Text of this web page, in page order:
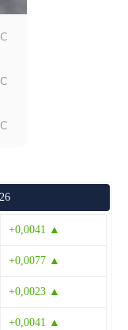
+0,0041 ▲
+0,0077 ▲
+0,0023 ▲
+0,0041 ▲